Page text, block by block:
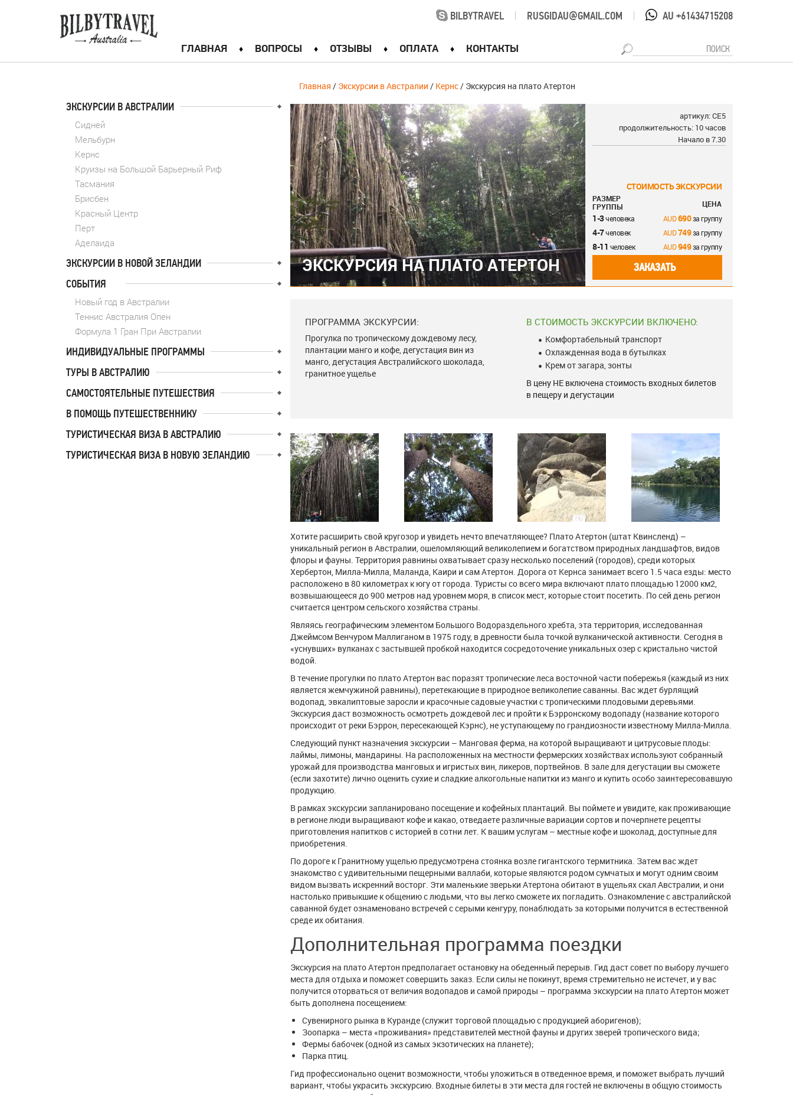
BILBYTRAVEL
RUSGIDAU@GMAIL.COM
AU +61434715208
ГЛАВНАЯ ВОПРОСЫ ОТЗЫВЫ ОПЛАТА КОНТАКТЫ
Главная / Экскурсии в Австралии / Кернс/ Экскурсия на плато Атертон
ЭКСКУРСИИ В АВСТРАЛИИ
Сидней
Мельбурн
Кернс
Круизы на Большой Барьерный Риф
Тасмания
Брисбен
Красный Центр
Перт
Аделаида
ЭКСКУРСИИ В НОВОЙ ЗЕЛАНДИИ
СОБЫТИЯ
Новый год в Австралии
Теннис Австралия Опен
Формула 1 Гран При Австралии
ИНДИВИДУАЛЬНЫЕ ПРОГРАММЫ
ТУРЫ В АВСТРАЛИЮ
САМОСТОЯТЕЛЬНЫЕ ПУТЕШЕСТВИЯ
В ПОМОЩЬ ПУТЕШЕСТВЕННИКУ
ТУРИСТИЧЕСКАЯ ВИЗА В АВСТРАЛИЮ
ТУРИСТИЧЕСКАЯ ВИЗА В НОВУЮ ЗЕЛАНДИЮ
ЭКСКУРСИЯ НА ПЛАТО АТЕРТОН
артикул: СE5
продолжительность: 10 часов
Начало в 7.30
СТОИМОСТЬ ЭКСКУРСИИ
РАЗМЕР
ГРУППЫ
ЦЕНА
1-3человека 690за группу
4-7человек 749за группу
8-11 человек 949за группу
ЗАКАЗАТЬ
ПРОГРАММА ЭКСКУРСИИ:
Прогулка по тропическому дождевому лесу,
плантации манго и кофе, дегустация вин из
манго, дегустация Австралийского шоколада,
гранитное ущелье
В СТОИМОСТЬ ЭКСКУРСИИ ВКЛЮЧЕНО:
Комфортабельный транспорт
Охлажденная вода в бутылках
Крем от загара, зонты
В цену НЕ включена стоимость входных билетов
в пещеру и дегустации
Хотите расширить свой кругозор и увидеть нечто впечатляющее? Плато Атертон (штат Квинсленд) –
уникальный регион в Австралии, ошеломляющий великолепием и богатством природных ландшафтов, видов
флоры и фауны. Территория равнины охватывает сразу несколько поселений (городов), среди которых
Хербертон, Милла-Милла, Маланда, Каири и сам Атертон. Дорога от Кернса занимает всего 1.5 часа езды: место
расположено в 80 километрах к югу от города. Туристы со всего мира включают плато площадью 12000 км2,
возвышающееся до 900 метров над уровнем моря, в список мест, которые стоит посетить. По сей день регион
считается центром сельского хозяйства страны.
Являясь географическим элементом Большого Водораздельного хребта, эта территория, исследованная
Джеймсом Венчуром Маллиганом в 1975 году, в древности была точкой вулканической активности. Сегодня в
«уснувших» вулканах с застывшей пробкой находится сосредоточение уникальных озер с кристально чистой
водой.
В течение прогулки по плато Атертон вас поразят тропические леса восточной части побережья (каждый из них
является жемчужиной равнины), перетекающие в природное великолепие саванны. Вас ждет бурлящий
водопад, эвкалиптовые заросли и красочные садовые участки с тропическими плодовыми деревьями.
Экскурсия даст возможность осмотреть дождевой лес и пройти к Бэрронскому водопаду (название которого
происходит от реки Бэррон, пересекающей Кэрнс), не уступающему по грандиозности известному Милла-Милла.
Следующий пункт назначения экскурсии – Манговая ферма, на которой выращивают и цитрусовые плоды:
лаймы, лимоны, мандарины. На расположенных на местности фермерских хозяйствах используют собранный
урожай для производства манговых и игристых вин, ликеров, портвейнов. В зале для дегустации вы сможете
(если захотите) лично оценить сухие и сладкие алкогольные напитки из манго и купить особо заинтересовавшую
продукцию.
В рамках экскурсии запланировано посещение и кофейных плантаций. Вы поймете и увидите, как проживающие
в регионе люди выращивают кофе и какао, отведаете различные вариации сортов и почерпнете рецепты
приготовления напитков с историей в сотни лет. К вашим услугам – местные кофе и шоколад, доступные для
приобретения.
По дороге к Гранитному ущелью предусмотрена стоянка возле гигантского термитника. Затем вас ждет
знакомство с удивительными пещерными валлаби, которые являются родом сумчатых и могут одним своим
видом вызвать искренний восторг. Эти маленькие зверьки Атертона обитают в ущельях скал Австралии, и они
настолько привыкшие к общению с людьми, что вы легко сможете их погладить. Ознакомление с австралийской
саванной будет ознаменовано встречей с серыми кенгуру, понаблюдать за которыми получится в естественной
среде их обитания.
Дополнительная программа поездки
Экскурсия на плато Атертон предполагает остановку на обеденный перерыв. Гид даст совет по выбору лучшего
места для отдыха и поможет совершить заказ. Если силы не покинут, время стремительно не истечет, и у вас
получится оторваться от величия водопадов и самой природы – программа экскурсии на плато Атертон может
быть дополнена посещением:
Сувенирного рынка в Куранде (служит торговой площадью с продукцией аборигенов);
Зоопарка – места «проживания» представителей местной фауны и других зверей тропического вида;
Фермы бабочек (одной из самых экзотических на планете);
Парка птиц.
Гид профессионально оценит возможности, чтобы уложиться в отведенное время, и поможет выбрать лучший
вариант, чтобы украсить экскурсию. Входные билеты в эти места для гостей не включены в общую стоимость